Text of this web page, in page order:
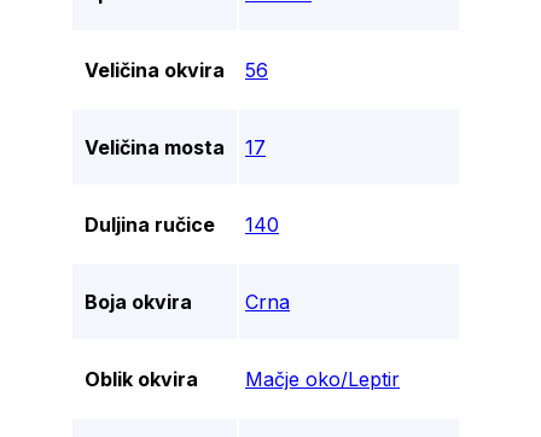
Veličina okvira 56
Veličina mosta 17
Duljina ručice 140
Boja okvira Crna
Oblik okvira Mačje oko/Leptir